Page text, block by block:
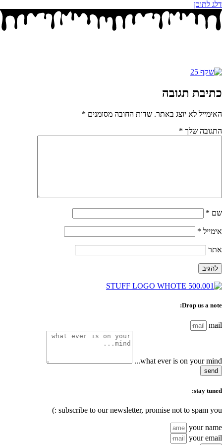
דלג לתוכן
כתיבת תגובה
האימייל לא יוצג באתר. שדות החובה מסומנים *
התגובה שלך *
שם *
אימייל *
אתר
Drop us a note:
mail
what ever is on your mind...
send
stay tuned:
subscribe to our newsletter, promise not to spam you :)
your name
your email